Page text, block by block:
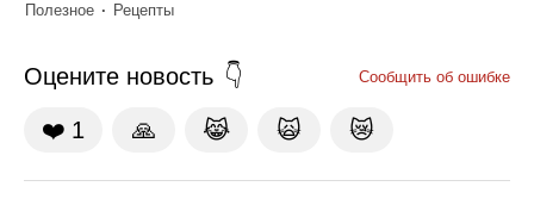
Полезное
Рецепты
Оцените новость Сообщить об ошибке
❤️ 1 🙏 😹 🙀 😿